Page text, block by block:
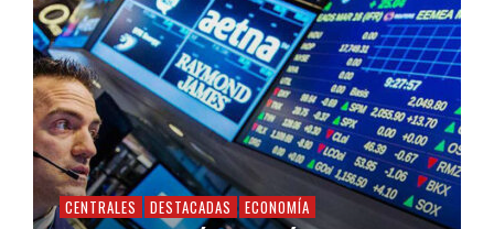
CENTRALES DESTACADAS ECONOMÍA